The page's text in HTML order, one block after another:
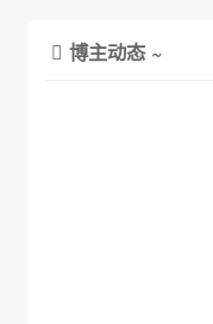
 博主动态 ~